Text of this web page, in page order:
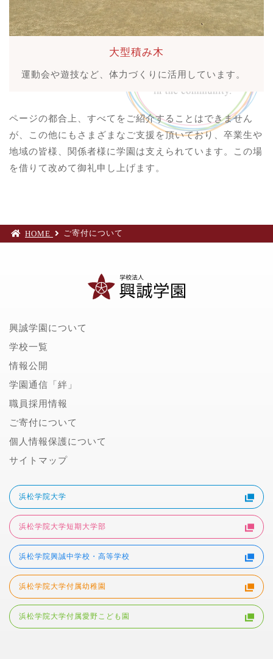
大型積み木
運動会や遊技など、体力づくりに活用しています。
ページの都合上、すべてをご紹介することはできません
が、この他にもさまざまなご支援を頂いており、卒業生や
地域の皆様、関係者様に学園は支えられています。この場
を借りて改めて御礼申し上げます。
HOME ご寄付について
興誠学園について
学校一覧
情報公開
学園通信「絆」
職員採用情報
ご寄付について
個人情報保護について
サイトマップ
浜松学院大学
浜松学院大学短期大学部
浜松学院興誠中学校・高等学校
浜松学院大学付属幼稚園
浜松学院大学付属愛野こども園